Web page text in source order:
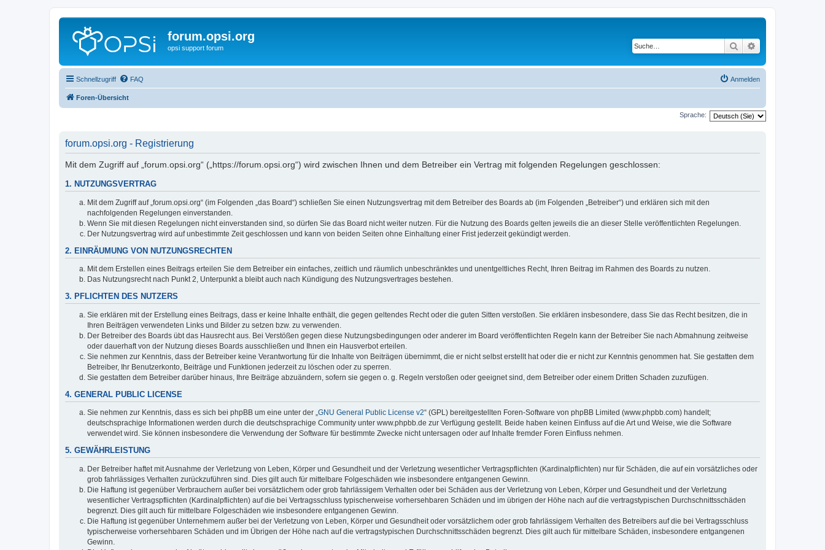
forum.opsi.org
opsi support forum Suche
Schnellzugriff FAQ Anmelden
Foren-Übersicht
Sprache:
forum.opsi.org - Registrierung
Mit dem Zugriff auf „forum.opsi.org“ („https://forum.opsi.org“) wird zwischen Ihnen und dem Betreiber ein Vertrag mit folgenden Regelungen geschlossen:
1. NUTZUNGSVERTRAG
Mit dem Zugriff auf „forum.opsi.org“ (im Folgenden „das Board“) schließen Sie einen Nutzungsvertrag mit dem Betreiber des Boards ab (im Folgenden „Betreiber“) und erklären sich mit den
nachfolgenden Regelungen einverstanden.
Wenn Sie mit diesen Regelungen nicht einverstanden sind, so dürfen Sie das Board nicht weiter nutzen. Für die Nutzung des Boards gelten jeweils die an dieser Stelle veröffentlichten Regelungen.
Der Nutzungsvertrag wird auf unbestimmte Zeit geschlossen und kann von beiden Seiten ohne Einhaltung einer Frist jederzeit gekündigt werden.
2. EINRÄUMUNG VON NUTZUNGSRECHTEN
Mit dem Erstellen eines Beitrags erteilen Sie dem Betreiber ein einfaches, zeitlich und räumlich unbeschränktes und unentgeltliches Recht, Ihren Beitrag im Rahmen des Boards zu nutzen.
Das Nutzungsrecht nach Punkt 2, Unterpunkt a bleibt auch nach Kündigung des Nutzungsvertrages bestehen.
3. PFLICHTEN DES NUTZERS
Sie erklären mit der Erstellung eines Beitrags, dass er keine Inhalte enthält, die gegen geltendes Recht oder die guten Sitten verstoßen. Sie erklären insbesondere, dass Sie das Recht besitzen, die in
Ihren Beiträgen verwendeten Links und Bilder zu setzen bzw. zu verwenden.
Der Betreiber des Boards übt das Hausrecht aus. Bei Verstößen gegen diese Nutzungsbedingungen oder anderer im Board veröffentlichten Regeln kann der Betreiber Sie nach Abmahnung zeitweise
oder dauerhaft von der Nutzung dieses Boards ausschließen und Ihnen ein Hausverbot erteilen.
Sie nehmen zur Kenntnis, dass der Betreiber keine Verantwortung für die Inhalte von Beiträgen übernimmt, die er nicht selbst erstellt hat oder die er nicht zur Kenntnis genommen hat. Sie gestatten dem
Betreiber, Ihr Benutzerkonto, Beiträge und Funktionen jederzeit zu löschen oder zu sperren.
Sie gestatten dem Betreiber darüber hinaus, Ihre Beiträge abzuändern, sofern sie gegen o. g. Regeln verstoßen oder geeignet sind, dem Betreiber oder einem Dritten Schaden zuzufügen.
4. GENERAL PUBLIC LICENSE
Sie nehmen zur Kenntnis, dass es sich bei phpBB um eine unter der „GNU General Public License v2“ (GPL) bereitgestellten Foren-Software von phpBB Limited (www.phpbb.com) handelt;
deutschsprachige Informationen werden durch die deutschsprachige Community unter www.phpbb.de zur Verfügung gestellt. Beide haben keinen Einfluss auf die Art und Weise, wie die Software
verwendet wird. Sie können insbesondere die Verwendung der Software für bestimmte Zwecke nicht untersagen oder auf Inhalte fremder Foren Einfluss nehmen.
5. GEWÄHRLEISTUNG
Der Betreiber haftet mit Ausnahme der Verletzung von Leben, Körper und Gesundheit und der Verletzung wesentlicher Vertragspflichten (Kardinalpflichten) nur für Schäden, die auf ein vorsätzliches oder
grob fahrlässiges Verhalten zurückzuführen sind. Dies gilt auch für mittelbare Folgeschäden wie insbesondere entgangenen Gewinn.
Die Haftung ist gegenüber Verbrauchern außer bei vorsätzlichem oder grob fahrlässigem Verhalten oder bei Schäden aus der Verletzung von Leben, Körper und Gesundheit und der Verletzung
wesentlicher Vertragspflichten (Kardinalpflichten) auf die bei Vertragsschluss typischerweise vorhersehbaren Schäden und im übrigen der Höhe nach auf die vertragstypischen Durchschnittsschäden
begrenzt. Dies gilt auch für mittelbare Folgeschäden wie insbesondere entgangenen Gewinn.
Die Haftung ist gegenüber Unternehmern außer bei der Verletzung von Leben, Körper und Gesundheit oder vorsätzlichem oder grob fahrlässigem Verhalten des Betreibers auf die bei Vertragsschluss
typischerweise vorhersehbaren Schäden und im Übrigen der Höhe nach auf die vertragstypischen Durchschnittsschäden begrenzt. Dies gilt auch für mittelbare Schäden, insbesondere entgangenen
Gewinn.